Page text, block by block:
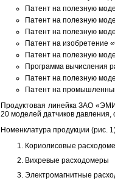
Патент на полезную
Патент на полезную
Патент на полезную
Патент на изобретение
Патент на полезную
Программа вычисления
Патент на полезную
Патент на
Продуктовая линейка ЗАО
20 моделей датчиков
Номенклатура продукции (рис.
Кориолисовые
Вихревые расходомеры
Электромагнитные